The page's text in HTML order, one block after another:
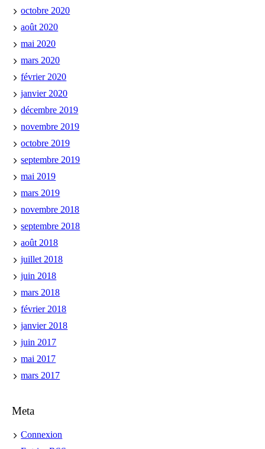
octobre 2020
août 2020
mai 2020
mars 2020
février 2020
janvier 2020
décembre 2019
novembre 2019
octobre 2019
septembre 2019
mai 2019
mars 2019
novembre 2018
septembre 2018
août 2018
juillet 2018
juin 2018
mars 2018
février 2018
janvier 2018
juin 2017
mai 2017
mars 2017
Meta
Connexion